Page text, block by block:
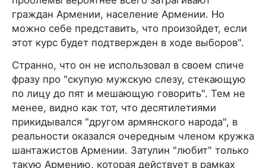
граждан Армении, население Армении. Но
можно себе представить, что произойдет, если
этот курс будет подтвержден в ходе выборов".
Странно, что он не использовал в своем спиче
фразу про "скупую мужскую слезу, стекающую
по лицу до пят и мешающую говорить". Тем не
менее, видно как тот, что десятилетиями
прикидывался "другом армянского народа", в
реальности оказался очередным членом кружка
шантажистов Армении. Затулин "любит" только
такую Армению, которая действует в рамках